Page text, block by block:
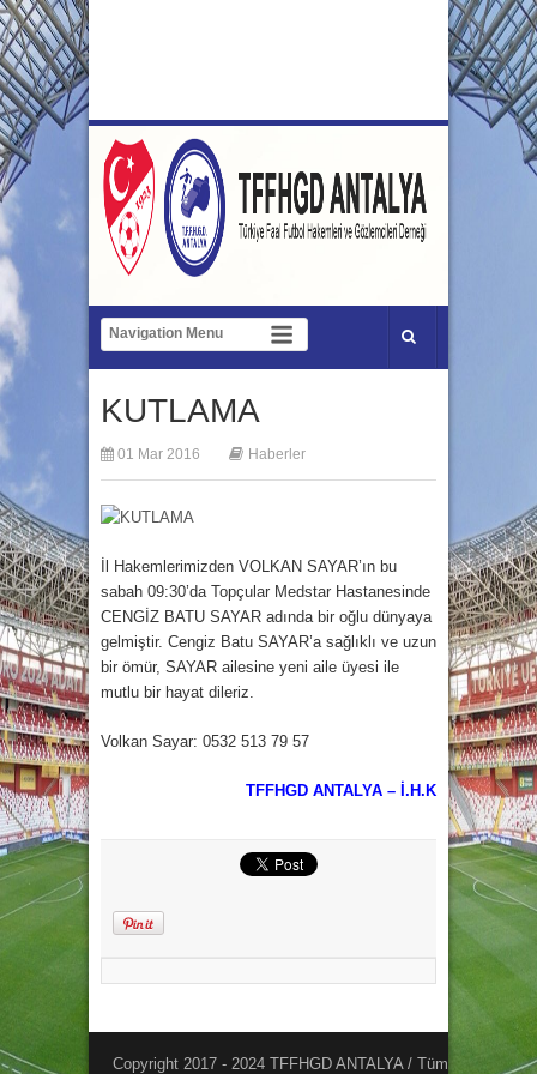
KUTLAMA
01 Mar 2016 Haberler
İl Hakemlerimizden VOLKAN SAYAR’ın bu
sabah 09:30’da Topçular Medstar Hastanesinde
CENGİZ BATU SAYAR adında bir oğlu dünyaya
gelmiştir. Cengiz Batu SAYAR’a sağlıklı ve uzun
bir ömür, SAYAR ailesine yeni aile üyesi ile
mutlu bir hayat dileriz.
Volkan Sayar: 0532 513 79 57
TFFHGD ANTALYA – İ.H.K
Copyright 2017 - 2024 TFFHGD ANTALYA / Tüm